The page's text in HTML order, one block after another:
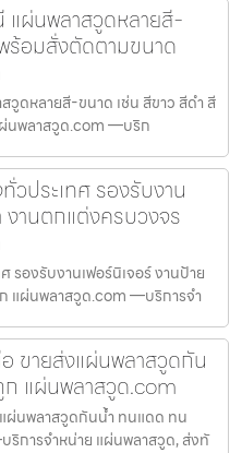
แผ่นพลาสวูดหลายสี-
ร้อมสั่งตัดตามขนาด
ดหลายสี-ขนาด เช่น สีขาว สีดำ สี
นพลาสวูด.com —บริก
ประเทศ รองรับงาน
งานตกแต่งครบวงจร
รองรับงานเฟอร์นิเจอร์ งานป้าย
แผ่นพลาสวูด.com —บริการจำ
ขายส่งแผ่นพลาสวูดกัน
แผ่นพลาสวูด.com
ผ่นพลาสวูดกันน้ำ ทนแดด ทน
การจำหน่าย แผ่นพลาสวูด, ส่งทั